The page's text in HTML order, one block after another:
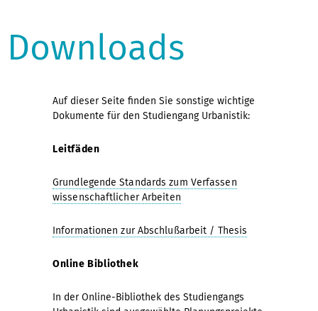
Downloads
Auf dieser Seite finden Sie sonstige wichtige
Dokumente für den Studiengang Urbanistik:
Leitfäden
Grundlegende Standards zum Verfassen
wissenschaftlicher Arbeiten
Informationen zur Abschlußarbeit / Thesis
Online Bibliothek
In der Online-Bibliothek des Studiengangs